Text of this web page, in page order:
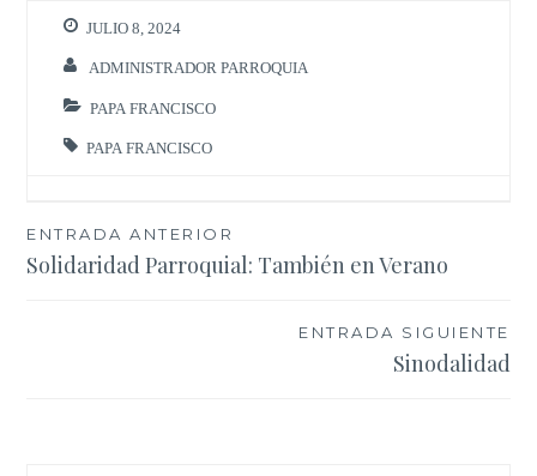
JULIO 8, 2024
ADMINISTRADOR PARROQUIA
PAPA FRANCISCO
PAPA FRANCISCO
Navegación
de
ENTRADA ANTERIOR
Solidaridad Parroquial: También en Verano
ENTRADA SIGUIENTE
Sinodalidad